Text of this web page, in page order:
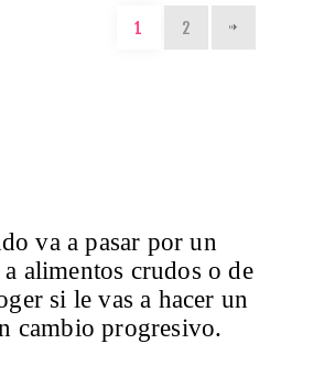
1 2
va a pasar por un
alimentos crudos o de
si le vas a hacer un
cambio progresivo.